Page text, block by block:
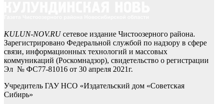
KULUN-NOV.RUсетевое издание Чистоозерного района.
Зарегистрировано Федеральной службой по надзору в сфере
связи, информационных технологий и массовых
коммуникаций (Роскомнадзор), свидетельство о регистрации
Эл № ФС77-81016 от 30 апреля 2021г.
Учредитель ГАУ НСО «Издательский дом «Советская
Сибирь»